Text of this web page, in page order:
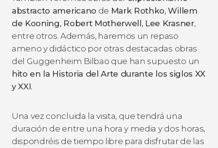
abstracto americano de Mark Rothko, Willem
de Kooning, Robert Motherwell, Lee Krasner,
entre otros. Además, haremos un repaso
ameno y didáctico por otras destacadas obras
del Guggenheim Bilbao que han supuesto un
hito en la Historia del Arte durante los siglos XX
y XXI.
Una vez concluida la visita, que tendrá una
duración de entre una hora y media y dos horas,
dispondréis de tiempo libre para disfrutar de las